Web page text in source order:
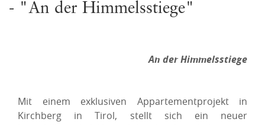
- "An der Himmelsstiege"
An der Himmelsstiege
Mit einem exklusiven Appartementprojekt in
Kirchberg in Tirol, stellt sich ein neuer